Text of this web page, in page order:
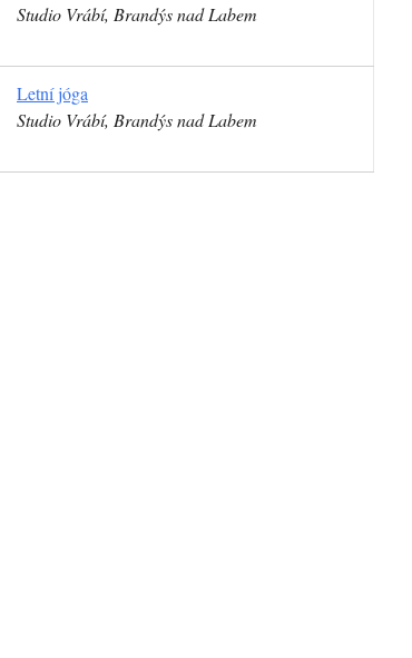
Studio Vrábí, Brandýs nad Labem
Letní jóga
Studio Vrábí, Brandýs nad Labem